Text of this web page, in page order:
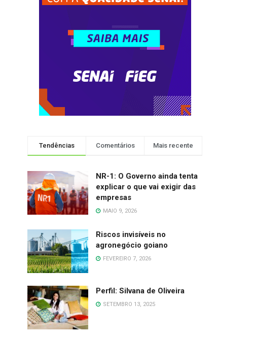
Tendências Comentários Mais recente
NR-1: O Governo ainda tenta
explicar o que vai exigir das
empresas
MAIO 9, 2026
Riscos invisíveis no
agronegócio goiano
FEVEREIRO 7, 2026
Perfil: Silvana de Oliveira
SETEMBRO 13, 2025